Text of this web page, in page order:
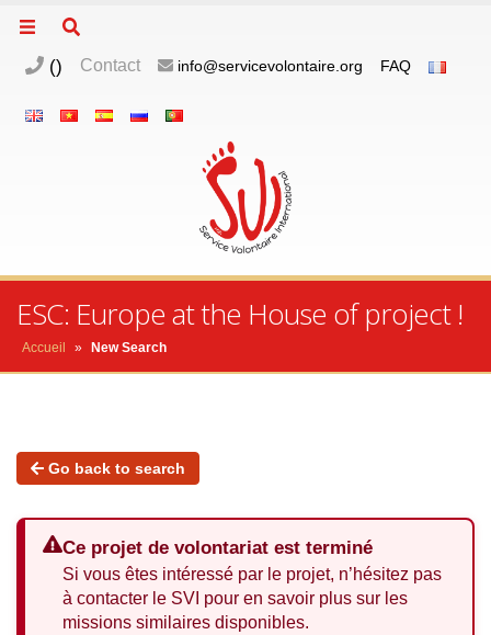
() Contact info@servicevolontaire.org FAQ
ESC: Europe at the House of project !
Accueil » New Search
Go back to search
Ce projet de volontariat est terminé
Si vous êtes intéressé par le projet, n’hésitez pas
à contacter le SVI pour en savoir plus sur les
missions similaires disponibles.